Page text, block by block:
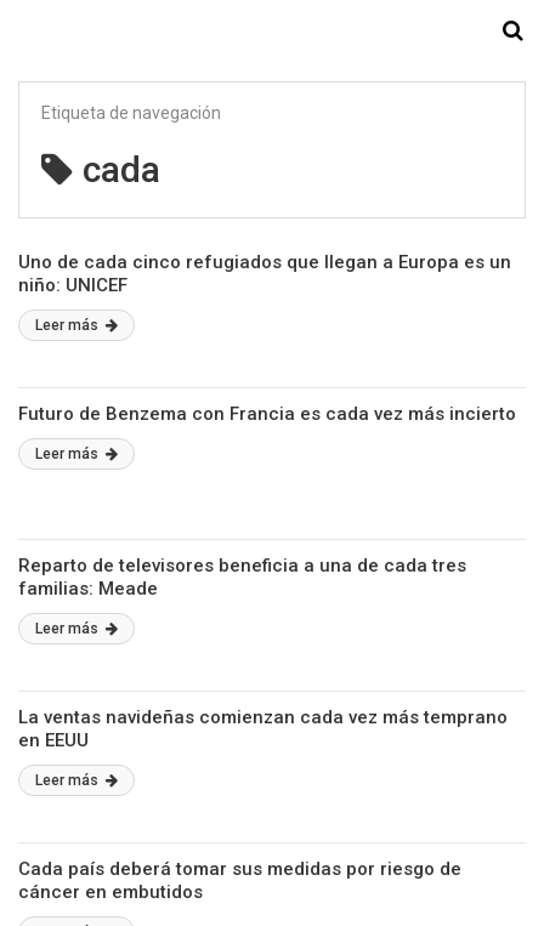
Etiqueta de navegación
cada
Uno de cada cinco refugiados que llegan a Europa es un
niño: UNICEF
Leer más
Futuro de Benzema con Francia es cada vez más incierto
Leer más
Reparto de televisores beneficia a una de cada tres
familias: Meade
Leer más
La ventas navideñas comienzan cada vez más temprano
en EEUU
Leer más
Cada país deberá tomar sus medidas por riesgo de
cáncer en embutidos